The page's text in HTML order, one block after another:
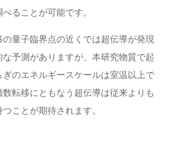
ることが可能です。
の量子臨界点の近くでは超伝導が発現
予測がありますが、本研究物質で起
ぎのエネルギースケールは室温以上で
転移にともなう超伝導は従来よりも
ことが期待されます。